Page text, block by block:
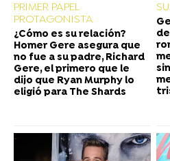
PRIMER PAPEL
PROTAGONISTA
¿Cómo es su relación?
Homer Gere asegura que
no fue a su padre, Richard
Gere, el primero que le
dijo que Ryan Murphy lo
eligió para The Shards